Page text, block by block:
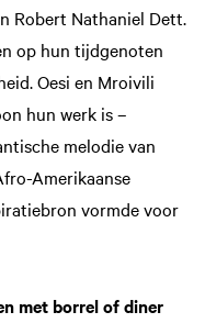
Robert Nathaniel Dett.
op hun tijdgenoten
Oesi en Mroivili
hun werk is –
melodie van
Amerikaanse
vormde voor
met borrel of diner